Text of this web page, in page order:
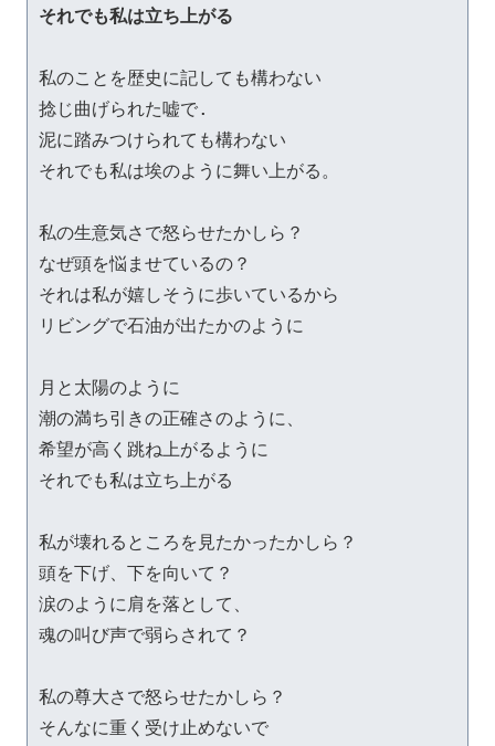
それでも私は立ち上がる
私のことを歴史に記しても構わない
捻じ曲げられた嘘で.
泥に踏みつけられても構わない
それでも私は埃のように舞い上がる。
私の生意気さで怒らせたかしら？
なぜ頭を悩ませているの？
それは私が嬉しそうに歩いているから
リビングで石油が出たかのように
月と太陽のように
潮の満ち引きの正確さのように、
希望が高く跳ね上がるように
それでも私は立ち上がる
私が壊れるところを見たかったかしら？
頭を下げ、下を向いて？
涙のように肩を落として、
魂の叫び声で弱らされて？
私の尊大さで怒らせたかしら？
そんなに重く受け止めないで